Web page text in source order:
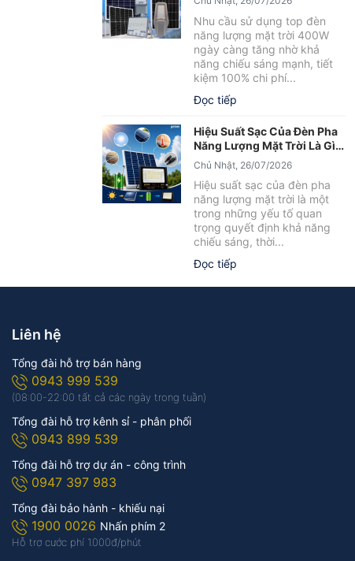
Nhu cầu sử dụng top đèn
năng lượng mặt trời 400W
ngày càng tăng nhờ khả
năng chiếu sáng mạnh, tiết
kiệm 100% chi phí...
Đọc tiếp
Hiệu Suất Sạc Của Đèn Pha
Năng Lượng Mặt Trời Là Gì?
Yếu Tố Ảnh Hưởng Cần Biết
Chủ Nhật, 26/07/2026
Hiệu suất sạc của đèn pha
năng lượng mặt trời là một
trong những yếu tố quan
trọng quyết định khả năng
chiếu sáng, thời...
Đọc tiếp
Liên hệ
Tổng đài hỗ trợ bán hàng
0943 999 539
(08:00-22:00 tất cả các ngày trong tuần)
Tổng đài hỗ trợ kênh sỉ - phân phối
0943 899 539
Tổng đài hỗ trợ dự án - công trình
0947 397 983
Tổng đài bảo hành - khiếu nại
1900 0026 Nhấn phím 2
Hỗ trợ cước phí 1.000đ/phút